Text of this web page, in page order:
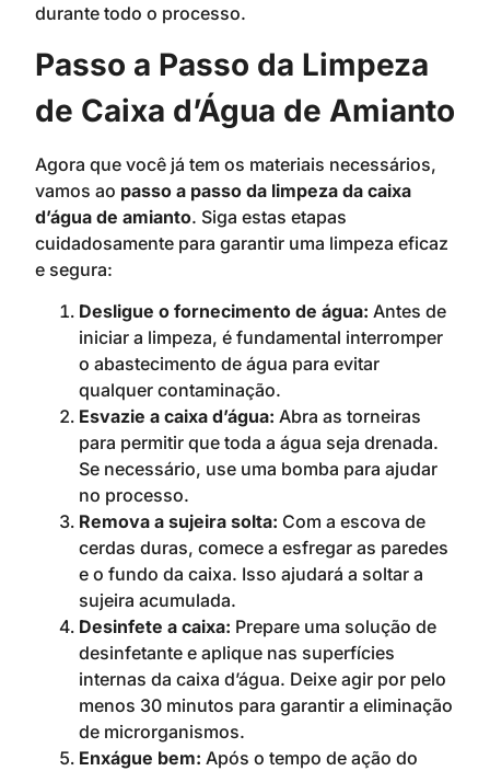
durante todo o processo.
Passo a Passo da Limpeza
de Caixa d’Água de Amianto
Agora que você já tem os materiais necessários,
vamos ao passo a passo da limpeza da caixa
d’água de amianto. Siga estas etapas
cuidadosamente para garantir uma limpeza eficaz
e segura:
Desligue o fornecimento de água: Antes de
iniciar a limpeza, é fundamental interromper
o abastecimento de água para evitar
qualquer contaminação.
Esvazie a caixa d’água: Abra as torneiras
para permitir que toda a água seja drenada.
Se necessário, use uma bomba para ajudar
no processo.
Remova a sujeira solta: Com a escova de
cerdas duras, comece a esfregar as paredes
e o fundo da caixa. Isso ajudará a soltar a
sujeira acumulada.
Desinfete a caixa: Prepare uma solução de
desinfetante e aplique nas superfícies
internas da caixa d’água. Deixe agir por pelo
menos 30 minutos para garantir a eliminação
de microrganismos.
Enxágue bem: Após o tempo de ação do